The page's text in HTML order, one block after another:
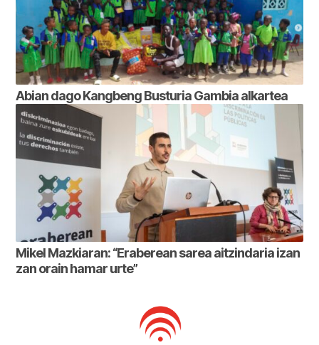
Abian dago Kangbeng Busturia Gambia alkartea
Mikel Mazkiaran: “Eraberean sarea aitzindaria izan
zan orain hamar urte”